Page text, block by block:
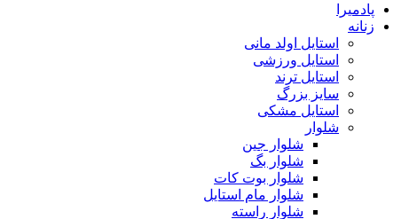
پادمیرا
زنانه
استایل اولد مانی
استایل ورزشی
استایل ترند
سایز بزرگ
استایل مشکی
شلوار
شلوار جین
شلوار بگ
شلوار بوت کات
شلوار مام استایل
شلوار راسته